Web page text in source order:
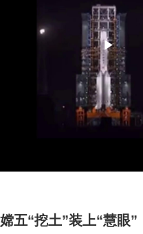
Play
Video
五“挖土”装上“慧眼”